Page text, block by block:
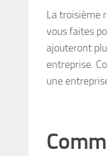
La troisième
vous faites
ajouteront
entreprise.
une